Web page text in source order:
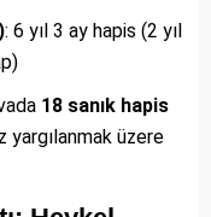
: 6 yıl 3 ay hapis (2 yıl
18 sanık hapis
yargılanmak üzere